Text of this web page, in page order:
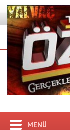
MENÜ